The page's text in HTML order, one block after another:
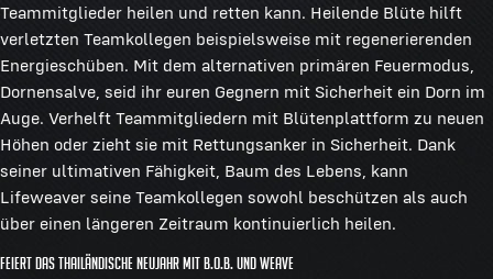
Teammitglieder heilen und retten kann. Heilende Blüte hilft
verletzten Teamkollegen beispielsweise mit regenerierenden
Energieschüben. Mit dem alternativen primären Feuermodus,
Dornensalve, seid ihr euren Gegnern mit Sicherheit ein Dorn im
Auge. Verhelft Teammitgliedern mit Blütenplattform zu neuen
Höhen oder zieht sie mit Rettungsanker in Sicherheit. Dank
seiner ultimativen Fähigkeit, Baum des Lebens, kann
Lifeweaver seine Teamkollegen sowohl beschützen als auch
über einen längeren Zeitraum kontinuierlich heilen.
Feiert das thailändische Neujahr mit B.O.B. und Weave